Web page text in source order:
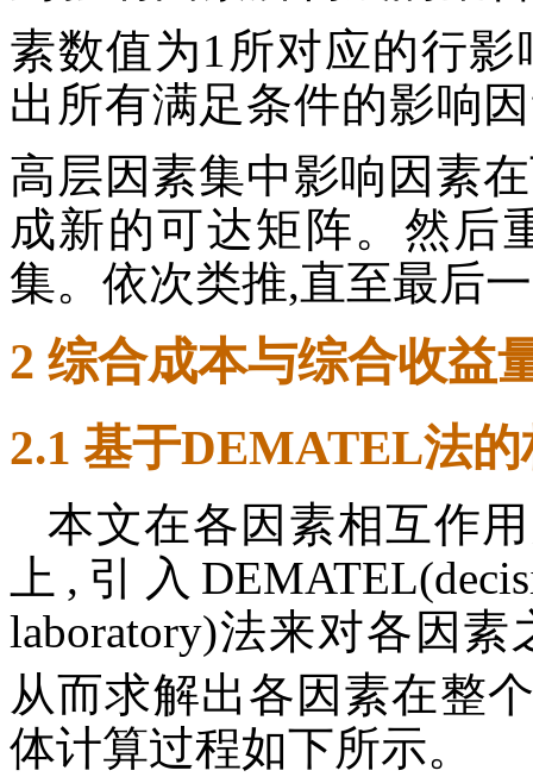
素数值为1所对应的行
出所有满足条件的影响
高层因素集中影响因素
成新的可达矩阵。然后
集。依次类推,直至最后
2 综合成本与综合收益
2.1 基于DEMATEL法
本文在各因素相互作
上,引入
laboratory)法来对各因
从而求解出各因素在整
体计算过程如下所示。